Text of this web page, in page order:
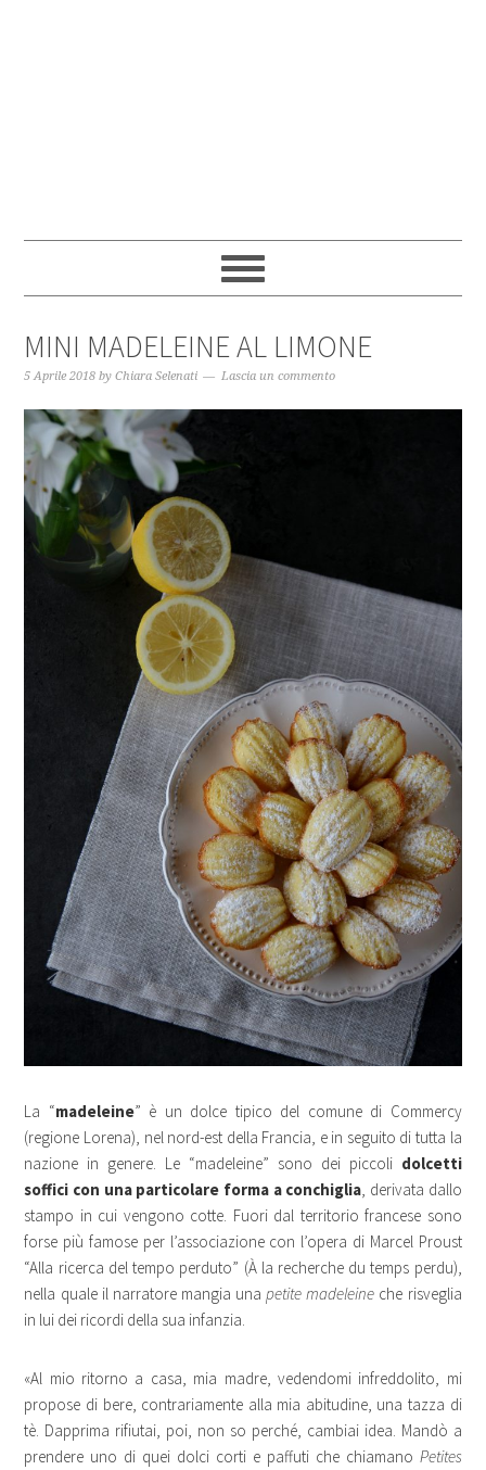
MINI MADELEINE AL LIMONE
5 Aprile 2018 byChiara Selenati Lascia un commento
La “madeleine” è un dolce tipico del comune di Commercy
(regione Lorena), nel nord-est della Francia, e in seguito di tutta la
nazione in genere. Le “madeleine” sono dei piccoli dolcetti
soffici con una particolare forma a conchiglia , derivata dallo
stampo in cui vengono cotte. Fuori dal territorio francese sono
forse più famose per l’associazione con l’opera di Marcel Proust
“Alla ricerca del tempo perduto” (À la recherche du temps perdu),
nella quale il narratore mangia una petite madeleine che risveglia
in lui dei ricordi della sua infanzia.
«Al mio ritorno a casa, mia madre, vedendomi infreddolito, mi
propose di bere, contrariamente alla mia abitudine, una tazza di
tè. Dapprima rifiutai, poi, non so perché, cambiai idea. Mandò a
prendere uno di quei dolci corti e paffuti che chiamano Petites